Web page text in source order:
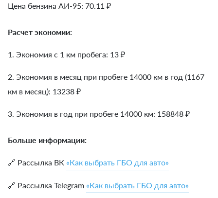
Цена бензина АИ-95: 70.11 ₽
Расчет экономии:
1. Экономия с 1 км пробега: 13 ₽
2. Экономия в месяц при пробеге 14000 км в год (1167
км в месяц): 13238 ₽
3. Экономия в год при пробеге 14000 км: 158848 ₽
Больше информации:
🔗 Рассылка ВК «Как выбрать ГБО для авто»
🔗 Рассылка Telegram «Как выбрать ГБО для авто»